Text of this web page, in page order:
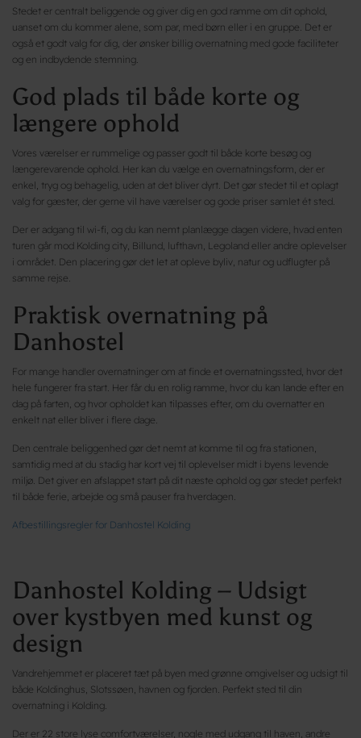
Stedet er centralt beliggende og giver dig en god ramme om dit ophold,
uanset om du kommer alene, som par, med børn eller i en gruppe. Det er
også et godt valg for dig, der ønsker billig overnatning med gode faciliteter
og en indbydende stemning.
God plads til både korte og
længere ophold
Vores værelser er rummelige og passer godt til både korte besøg og
længerevarende ophold. Her kan du vælge en overnatningsform, der er
enkel, tryg og behagelig, uden at det bliver dyrt. Det gør stedet til et oplagt
valg for gæster, der gerne vil have værelser og gode priser samlet ét sted.
Der er adgang til wi-fi, og du kan nemt planlægge dagen videre, hvad enten
turen går mod Kolding city, Billund, lufthavn, Legoland eller andre oplevelser
i området. Den placering gør det let at opleve byliv, natur og udflugter på
samme rejse.
Praktisk overnatning på
Danhostel
For mange handler overnatninger om at finde et overnatningssted, hvor det
hele fungerer fra start. Her får du en rolig ramme, hvor du kan lande efter en
dag på farten, og hvor opholdet kan tilpasses efter, om du overnatter en
enkelt nat eller bliver i flere dage.
Den centrale beliggenhed gør det nemt at komme til og fra stationen,
samtidig med at du stadig har kort vej til oplevelser midt i byens levende
miljø. Det giver en afslappet start på dit næste ophold og gør stedet perfekt
til både ferie, arbejde og små pauser fra hverdagen.
Afbestillingsregler for Danhostel Kolding
Danhostel Kolding – Udsigt
over kystbyen med kunst og
design
Vandrehjemmet er placeret tæt på byen med grønne omgivelser og udsigt til
både Koldinghus, Slotssøen, havnen og fjorden. Perfekt sted til din
overnatning i Kolding.
Der er 22 store lyse comfortværelser, nogle med udgang til haven, andre